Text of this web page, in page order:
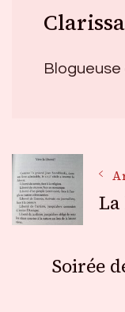
Clarissa
des
Soirée